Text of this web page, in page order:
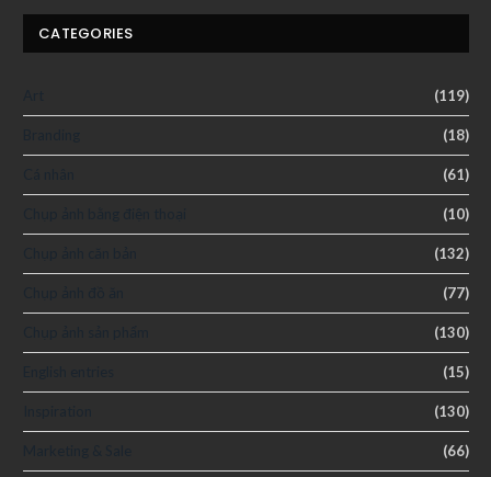
CATEGORIES
(119)
(18)
(61)
(10)
(132)
(77)
(130)
(15)
(130)
(66)